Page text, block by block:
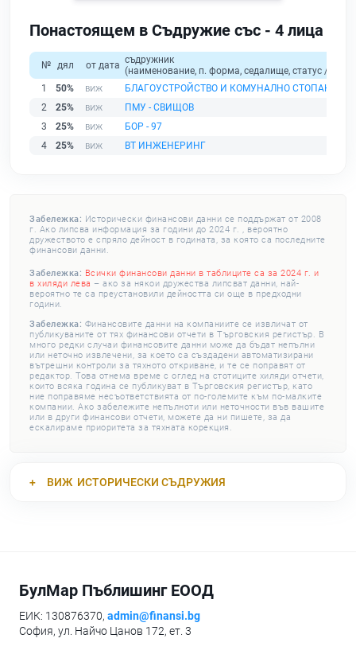
Понастоящем в Съдружие със - 4 лица
№ дял от дата съдружник
(наименование, п. форма, седалище, статус /
1
50%
БЛАГОУСТРОЙСТВО И КОМУНАЛНО СТОПАНСТВО
2
25%
ПМУ - СВИЩОВ
3
25%
БОР - 97
4
25% ВТ ИНЖЕНЕРИНГ
Забележка: Исторически финансови данни се поддържат от 2008
г. Ако липсва информация за години до 2024 г. , вероятно
дружеството е спряло дейност в годината, за която са последните
финансови данни.
Забележка: Всички финансови данни в таблиците са за 2024 г. и
в хиляди лева – ако за някои дружества липсват данни, най-
вероятно те са преустановили дейността си още в предходни
години.
Забележка: Финансовите данни на компаниите се извличат от
публикуваните от тях финансови отчети в Търговския регистър. В
много редки случаи финансовите данни може да бъдат непълни
или неточно извлечени, за което са създадени автоматизирани
вътрешни контроли за тяхното откриване, и те се поправят от
редактор. Това отнема време с оглед на стотиците хиляди отчети,
които всяка година се публикуват в Търговския регистър, като
ние поправяме несъответствията от по-големите към по-малките
компании. Ако забележите непълноти или неточности във вашите
или в други финансови отчети, можете да ни пишете, за да
ескалираме приоритета за тяхната корекция.
ВИЖ ИСТОРИЧЕСКИ СЪДРУЖИЯ
БулМар Пъблишинг ЕООД
ЕИК: 130876370, admin@finansi.bg
София, ул. Найчо Цанов 172, ет. 3